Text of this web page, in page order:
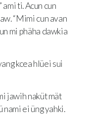
ami ti. Acun cun
“Mimi cun avan
mi phäha dawkia
kcea hlüei sui
jawih naküt mät
nami ei üng yahki.